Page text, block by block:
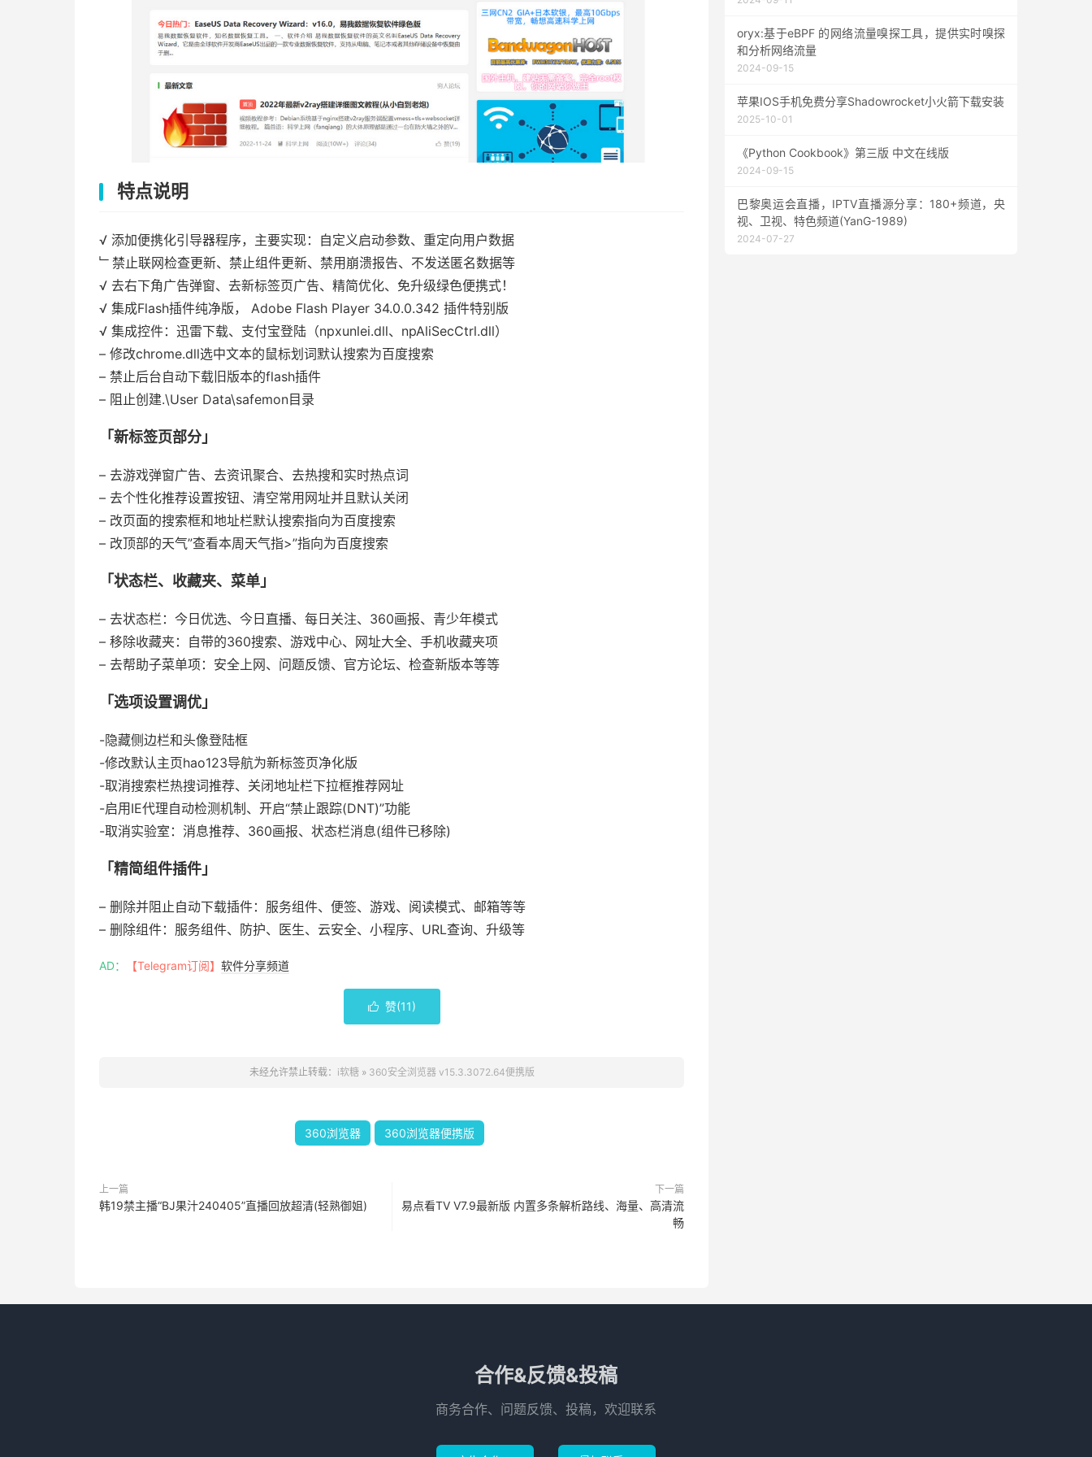
特点说明
√ 添加便携化引导器程序，主要实现：自定义启动参数、重定向用户数据
﹂禁止联网检查更新、禁止组件更新、禁用崩溃报告、不发送匿名数据等
√ 去右下角广告弹窗、去新标签页广告、精简优化、免升级绿色便携式！
√ 集成Flash插件纯净版， Adobe Flash Player 34.0.0.342 插件特别版
√ 集成控件：迅雷下载、支付宝登陆（npxunlei.dll、npAliSecCtrl.dll）
– 修改chrome.dll选中文本的鼠标划词默认搜索为百度搜索
– 禁止后台自动下载旧版本的flash插件
– 阻止创建.\User Data\safemon目录
「新标签页部分」
– 去游戏弹窗广告、去资讯聚合、去热搜和实时热点词
– 去个性化推荐设置按钮、清空常用网址并且默认关闭
– 改页面的搜索框和地址栏默认搜索指向为百度搜索
– 改顶部的天气”查看本周天气指>”指向为百度搜索
「状态栏、收藏夹、菜单」
– 去状态栏：今日优选、今日直播、每日关注、360画报、青少年模式
– 移除收藏夹：自带的360搜索、游戏中心、网址大全、手机收藏夹项
– 去帮助子菜单项：安全上网、问题反馈、官方论坛、检查新版本等等
「选项设置调优」
-隐藏侧边栏和头像登陆框
-修改默认主页hao123导航为新标签页净化版
-取消搜索栏热搜词推荐、关闭地址栏下拉框推荐网址
-启用IE代理自动检测机制、开启“禁止跟踪(DNT)”功能
-取消实验室：消息推荐、360画报、状态栏消息(组件已移除)
「精简组件插件」
– 删除并阻止自动下载插件：服务组件、便签、游戏、阅读模式、邮箱等等
– 删除组件：服务组件、防护、医生、云安全、小程序、URL查询、升级等
AD： 【Telegram订阅】 软件分享频道
 赞(11)
未经允许禁止转载： i软糖» 360安全浏览器 v15.3.3072.64便携版
360浏览器 360浏览器便携版
上一篇
韩19禁主播“BJ果汁240405”直播回放超清(轻熟御姐)
下一篇
易点看TV V7.9最新版 内置多条解析路线、海量、高清流
畅
oryx:基于eBPF 的网络流量嗅探工具，提供实时嗅探
和分析网络流量
2024-09-15
苹果IOS手机免费分享Shadowrocket小火箭下载安装
2025-10-01
《Python Cookbook》第三版 中文在线版
2024-09-15
巴黎奥运会直播，IPTV直播源分享：180+频道，央
视、卫视、特色频道(YanG-1989)
2024-07-27
合作&反馈&投稿
商务合作、问题反馈、投稿，欢迎联系